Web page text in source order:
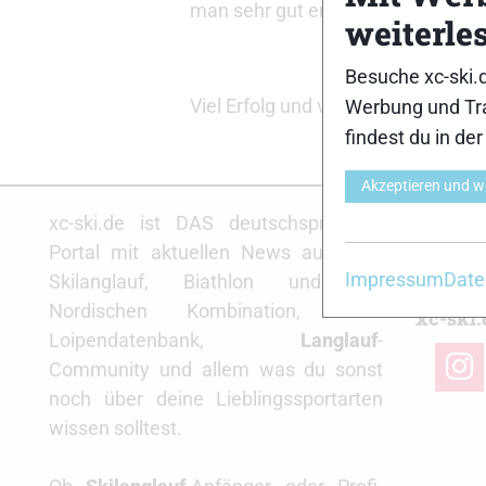
man sehr gut entlang rollern.
Viel Erfolg und viel Vergnügen.
xc-ski.de ist DAS deutschsprachige
Portal mit aktuellen News aus dem
Skilanglauf, Biathlon und der
Nordischen Kombination, einer
Loipendatenbank, Langlauf-
Community und allem was du sonst
noch über deine Lieblingssportarten
wissen solltest.
xc-
Besuche xc-
Werbung und
findest du in der
Akzeptieren und
Impressum